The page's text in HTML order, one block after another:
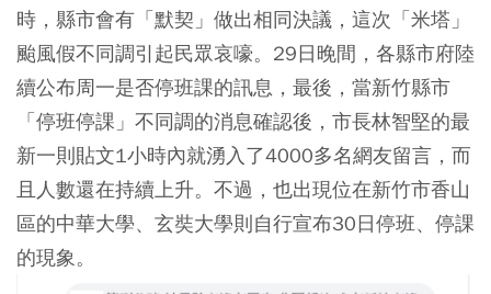
時，縣市會有「默契」做出相同決議，這次「米塔」
颱風假不同調引起民眾哀嚎。29日晚間，各縣市府陸
續公布周一是否停班課的訊息，最後，當新竹縣市
「停班停課」不同調的消息確認後，市長林智堅的最
新一則貼文1小時內就湧入了4000多名網友留言，而
且人數還在持續上升。不過，也出現位在新竹市香山
區的中華大學、玄奘大學則自行宣布30日停班、停課
的現象。